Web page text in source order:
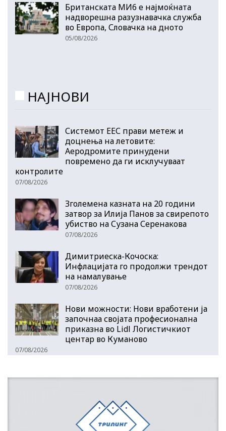
Британската МИ6 е најмоќната
надворешна разузнавачка служба
во Европа, Словачка на дното
05/08/2026
НАЈНОВИ
Системот ЕЕС прави метеж и
доцнења на летовите:
Аеродромите принудени
повремено да ги исклучуваат
контролите
07/08/2026
Зголемена казната на 20 години
затвор за Илија Панов за свирепото
убиство на Сузана Серенакова
07/08/2026
Димитриеска-Кочоска:
Инфлацијата го продолжи трендот
на намалување
07/08/2026
Нови можности: Нови вработени ја
започнаа својата професионална
приказна во Lidl Логистичкиот
центар во Куманово
07/08/2026